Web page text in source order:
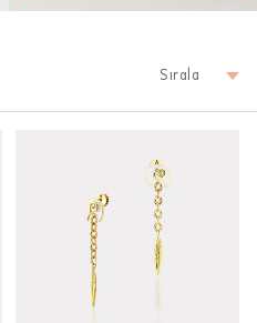
Sırala